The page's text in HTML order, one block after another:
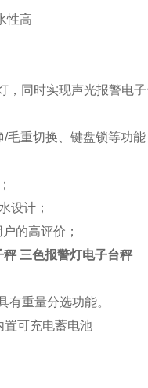
性高
同时实现声光报警电子
重切换、键盘锁等功能
设计；
的高评价；
三色报警灯电子台秤
有重量分选功能。
置可充电蓄电池